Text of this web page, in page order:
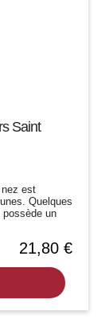
Saint
est
Quelques
un
21,80 €